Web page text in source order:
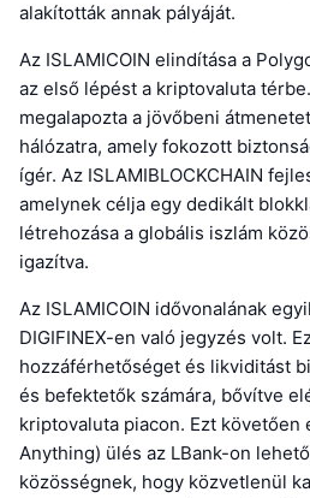
alakították annak pályáját.
Az ISLAMICOIN elindítása a
az első lépést a kriptovaluta
megalapozta a jövőbeni
hálózatra, amely fokozott
ígér. Az ISLAMIBLOCKCHAIN
amelynek célja egy dedikált
létrehozása a globális iszlám
igazítva.
Az ISLAMICOIN idővonalának
DIGIFINEX-en való jegyzés volt.
hozzáférhetőséget és likviditást
és befektetők számára, bővítve
kriptovaluta piacon. Ezt követően
Anything) ülés az LBank-on
közösségnek, hogy közvetlenül